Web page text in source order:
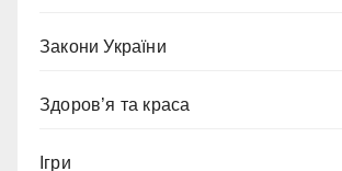
Закони України
Здоров’я та краса
Ігри